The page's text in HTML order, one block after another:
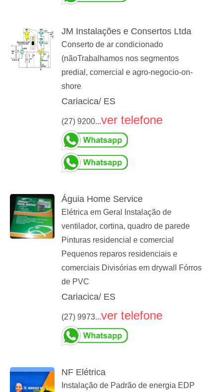
JM Instalações e Consertos Ltda
Conserto de ar condicionado
(nãoTrabalhamos nos segmentos
predial, comercial e agro-negocio-on-
shore
Cariacica/ ES
(27) 9200...ver telefone
Águia Home Service
Elétrica em Geral Instalação de
ventilador, cortina, quadro de parede
Pinturas residencial e comercial
Pequenos reparos residenciais e
comerciais Divisórias em drywall Fórros
de PVC
Cariacica/ ES
(27) 9973...ver telefone
NF Elétrica
Instalação de Padrão de energia EDP